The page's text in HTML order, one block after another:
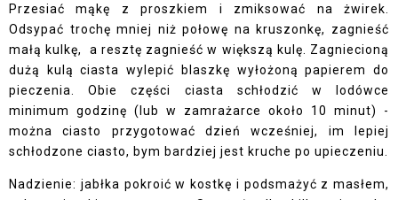
Przesiać mąkę z proszkiem i zmiksować na żwirek.
Odsypać trochę mniej niż połowę na kruszonkę, zagnieść
małą kulkę, a resztę zagnieść w większą kulę. Zagniecioną
dużą kulą ciasta wylepić blaszkę wyłożoną papierem do
pieczenia. Obie części ciasta schłodzić w lodówce
minimum godzinę (lub w zamrażarce około 10 minut) -
można ciasto przygotować dzień wcześniej, im lepiej
schłodzone ciasto, bym bardziej jest kruche po upieczeniu.
Nadzienie: jabłka pokroić w kostkę i podsmażyć z masłem,